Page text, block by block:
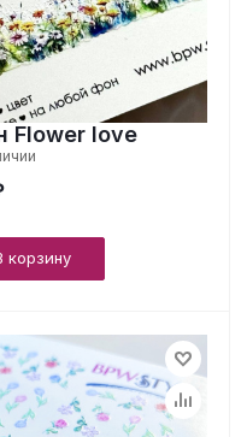
Flower love
корзину